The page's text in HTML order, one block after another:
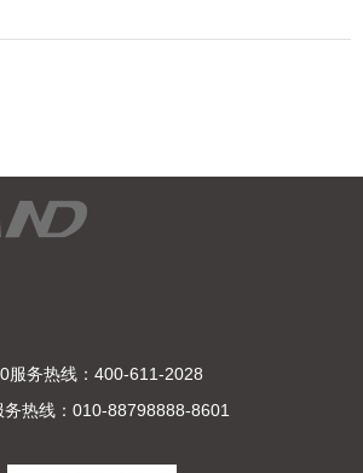
服务热线：400-611-2028
务热线：010-88798888-8601